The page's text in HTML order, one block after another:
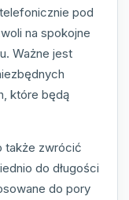
pod
na spokojne
Ważne jest
które będą
także zwrócić
do długości
do pory